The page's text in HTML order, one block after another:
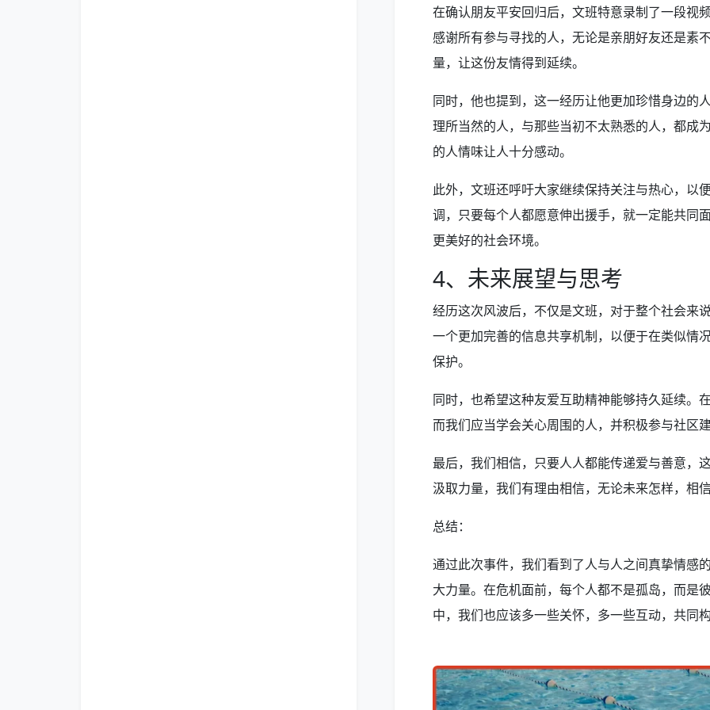
在确认朋友平安回归后，文班特意录制了一段视
感谢所有参与寻找的人，无论是亲朋好友还是素
量，让这份友情得到延续。
同时，他也提到，这一经历让他更加珍惜身边的
理所当然的人，与那些当初不太熟悉的人，都成
的人情味让人十分感动。
此外，文班还呼吁大家继续保持关注与热心，以
调，只要每个人都愿意伸出援手，就一定能共同
更美好的社会环境。
4、未来展望与思考
经历这次风波后，不仅是文班，对于整个社会来
一个更加完善的信息共享机制，以便于在类似情
保护。
同时，也希望这种友爱互助精神能够持久延续。
而我们应当学会关心周围的人，并积极参与社区
最后，我们相信，只要人人都能传递爱与善意，
汲取力量，我们有理由相信，无论未来怎样，相
总结：
通过此次事件，我们看到了人与人之间真挚情感
大力量。在危机面前，每个人都不是孤岛，而是
中，我们也应该多一些关怀，多一些互动，共同